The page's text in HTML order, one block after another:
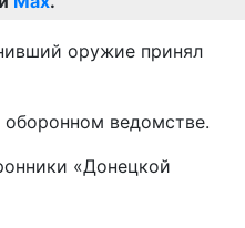
оружие принял
ведомстве.
«Донецкой